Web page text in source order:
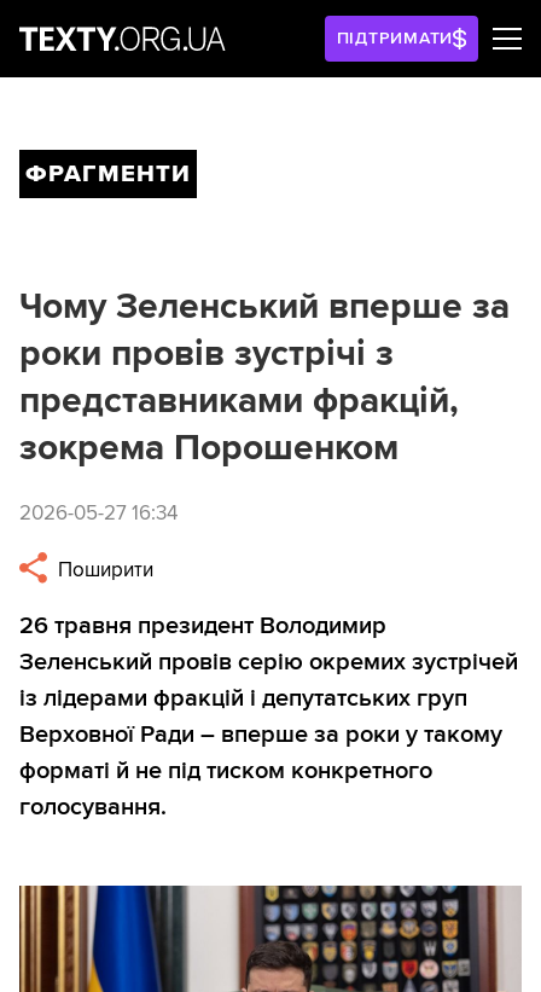
ПІДТРИМАТИ
ФРАГМЕНТИ
Чому Зеленський вперше за
роки провів зустрічі з
представниками фракцій,
зокрема Порошенком
2026-05-27 16:34
Поширити
26 травня президент Володимир
Зеленський провів серію окремих зустрічей
із лідерами фракцій і депутатських груп
Верховної Ради – вперше за роки у такому
форматі й не під тиском конкретного
голосування.